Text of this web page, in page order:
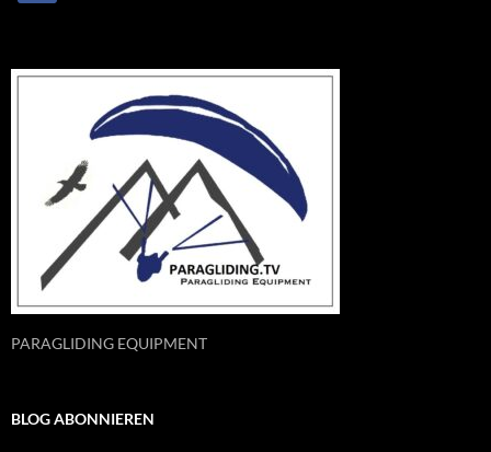
PARAGLIDING EQUIPMENT
BLOG ABONNIEREN